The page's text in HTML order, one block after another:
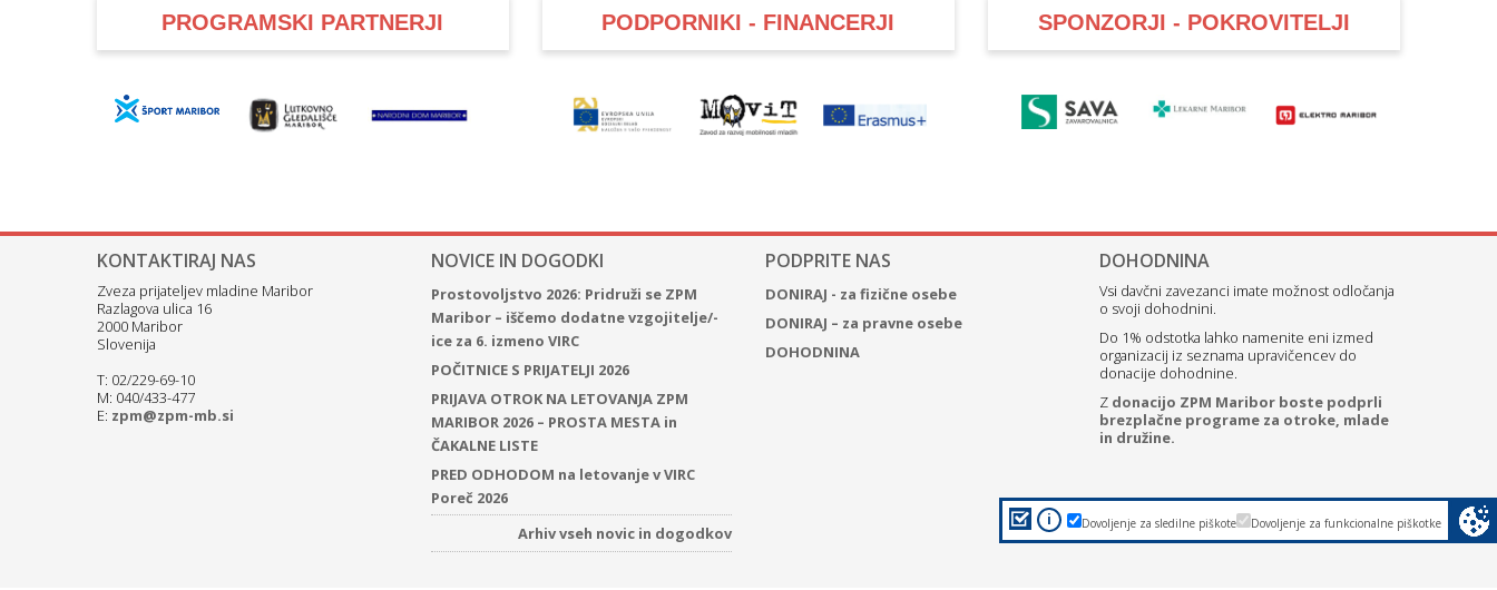
PROGRAMSKI PARTNERJI PODPORNIKI - FINANCERJI SPONZORJI - POKROVITELJI
KONTAKTIRAJ NAS
Zveza prijateljev mladine Maribor
Razlagova ulica 16
2000 Maribor
Slovenija
T: 02/229-69-10
M: 040/433-477
E: zpm@zpm-mb.si
NOVICE IN DOGODKI
Prostovoljstvo 2026: Pridruži se ZPM
Maribor – iščemo dodatne vzgojitelje/-
ice za 6. izmeno VIRC
POČITNICE S PRIJATELJI 2026
PRIJAVA OTROK NA LETOVANJA ZPM
MARIBOR 2026 – PROSTA MESTA in
ČAKALNE LISTE
PRED ODHODOM na letovanje v VIRC
Poreč 2026
Arhiv vseh novic in dogodkov
PODPRITE NAS
DONIRAJ - za fizične osebe
DONIRAJ – za pravne osebe
DOHODNINA
DOHODNINA
Vsi davčni zavezanci imate možnost odločanja
o svoji dohodnini.
Do 1% odstotka lahko namenite eni izmed
organizacij iz seznama upravičencev do
donacije dohodnine.
Z donacijo ZPM Maribor boste podprli
brezplačne programe za otroke, mlade
in družine.
Dovoljenje za funkcionalne piškotke
Dovoljenje za sledilne piškote
i